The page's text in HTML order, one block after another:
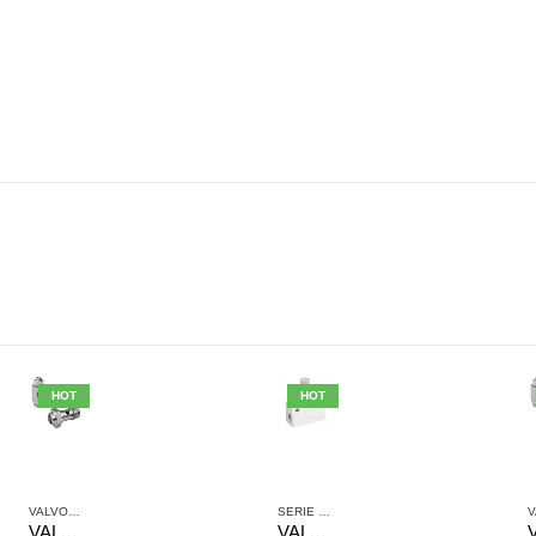
DI VALVOLE AVENTICS
HOT
VALVOLE ANTIRITORNO VALVOLE E SISTEMI DI VALVOLE AVENTICS
HOT
VALVOLE E SISTEMI DI VALVOLE